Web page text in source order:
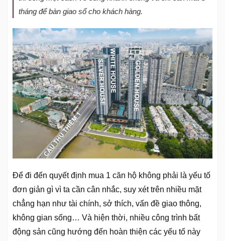
tháng để bàn giao sổ cho khách hàng.
Để đi đến quyết định mua 1 căn hộ không phải là yếu tố
đơn giản gì vì ta cần cân nhắc, suy xét trên nhiều mặt
chẳng hạn như tài chính, sở thích, vấn đề giao thông,
không gian sống… Và hiện thời, nhiều công trình bất
động sản cũng hướng đến hoàn thiện các yếu tố này